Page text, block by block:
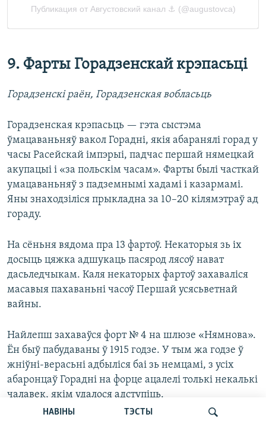
НАВІНЫ ТЭСТЫ
9. Фарты Горадзенскай крэпасьці
Горадзенскі раён, Горадзенская вобласьць
Горадзенская крэпасьць — гэта сыстэма
ўмацаваньняў вакол Горадні, якія абаранялі горад у
часы Расейскай імпэрыі, падчас першай нямецкай
акупацыі і «за польскім часам». Фарты былі часткай
умацаваньняў з падземнымі хадамі і казармамі.
Яны знаходзіліся прыкладна за 10–20 кілямэтраў ад
гораду.
На сёньня вядома пра 13 фартоў. Некаторыя зь іх
досыць цяжка адшукаць пасярод лясоў нават
дасьледчыкам. Каля некаторых фартоў захаваліся
масавыя пахаваньні часоў Першай усясьветнай
вайны.
Найлепш захаваўся форт № 4 на шлюзе «Нямнова».
Ён быў пабудаваны ў 1915 годзе. У тым жа годзе ў
жніўні-верасьні адбыліся баі зь немцамі, з усіх
абаронцаў Горадні на форце ацалелі толькі некалькі
чалавек, якім удалося адступіць.